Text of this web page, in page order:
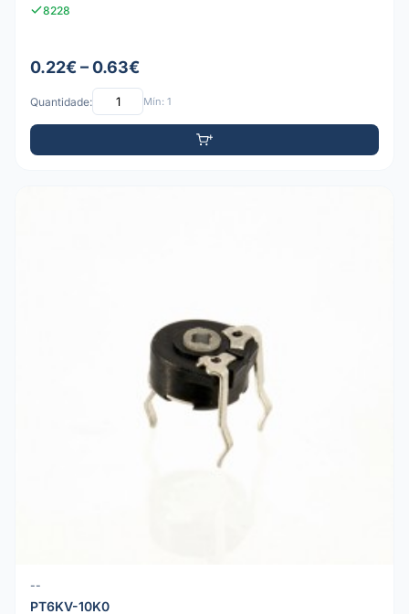
8228
0.22€ – 0.63€
Quantidade: Mín: 1
--
PT6KV-10K0